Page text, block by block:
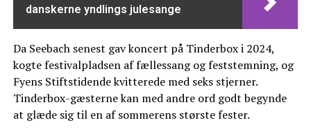
danskerne yndlings julesange
Da Seebach senest gav koncert på Tinderbox i 2024,
kogte festivalpladsen af fællessang og feststemning, og
Fyens Stiftstidende kvitterede med seks stjerner.
Tinderbox-gæsterne kan med andre ord godt begynde
at glæde sig til en af sommerens største fester.